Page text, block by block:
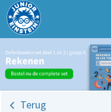
Terug